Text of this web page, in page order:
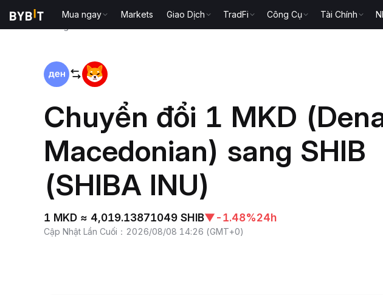
Mua ngay Markets Giao Dịch TradFi Công Cụ Tài Chính
Chuyển đổi 1 MKD
Macedonian) sang SHIB
(SHIBA INU)
1 MKD ≈ 4,019.13871049 SHIB▼-1.48%24h
Cập Nhật Lần Cuối ： 2026/08/08 14:26 (GMT+0)